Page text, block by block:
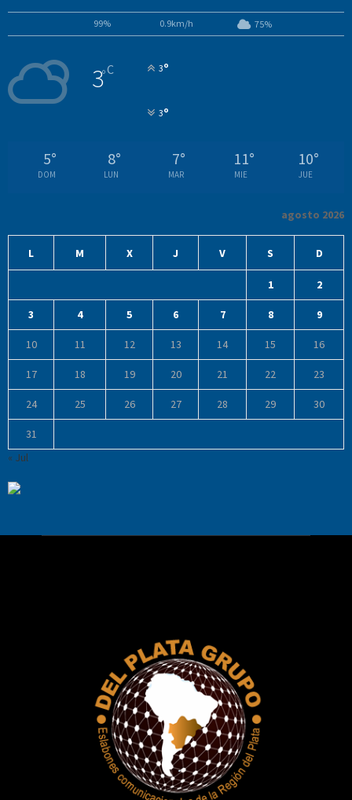
99% 0.9km/h 75%
3°C 3°
3°
5°
DOM
8°
LUN
7°
MAR
11°
MIE
10°
JUE
agosto 2026
L M X J V S D
1 2
3 4 5 6 7 8 9
10 11 12 13 14 15 16
17 18 19 20 21 22 23
24 25 26 27 28 29 30
31
« Jul